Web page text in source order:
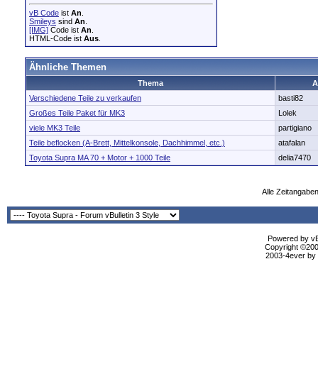
vB Code ist An
Smileys sind An
[IMG] Code ist An
HTML-Code ist Aus
Ähnliche Themen
Thema
Verschiedene Teile zu verkaufen
basti82
Großes Teile Paket für MK3
Lolek
viele MK3 Teile
partigiano
Teile beflocken (A-Brett, Mittelkonsole, Dachhimmel, etc.)
atafalan
Toyota Supra MA 70 + Motor + 1000 Teile
delia7470
Alle
Powered by
Copyright
2003-4ever by